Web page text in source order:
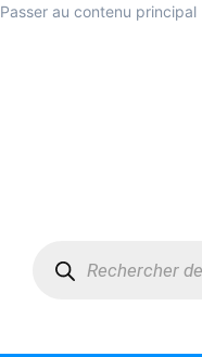
Passer au contenu principal